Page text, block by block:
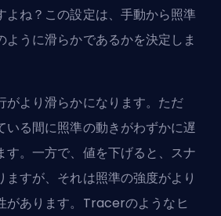
よね？この設定は、手動から照準
ように滑らかであるかを決定しま
がより滑らかになります。ただ
いる間に照準の動きがわずかに遅
す。一方で、値を下げると、スナ
ますが、それは照準の強度がより
あります。 Tracerのようなヒ